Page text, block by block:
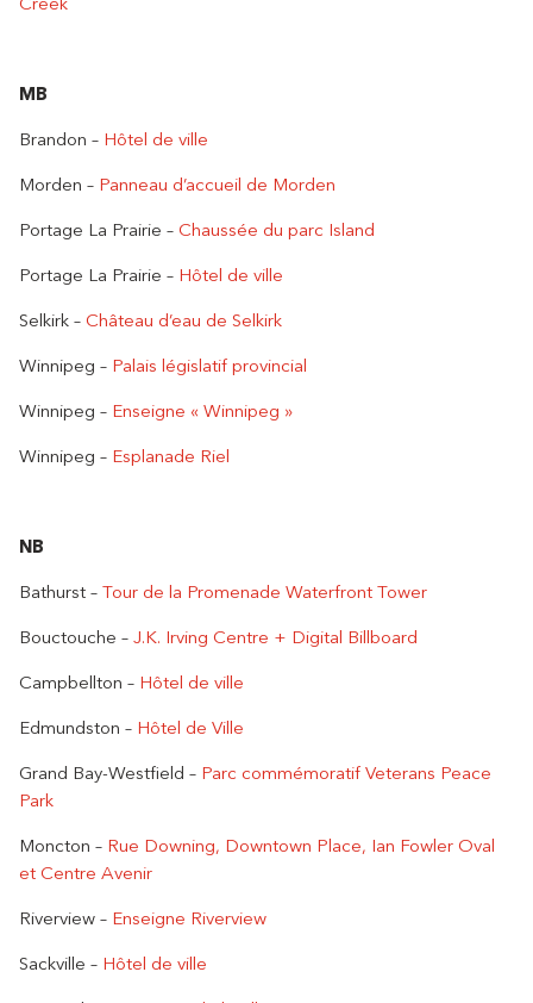
MB
Brandon – Hôtel de ville
Morden – Panneau d’accueil de Morden
Portage La Prairie – Chaussée du parc Island
Portage La Prairie – Hôtel de ville
Selkirk – Château d’eau de Selkirk
Winnipeg – Palais législatif provincial
Winnipeg – Enseigne « Winnipeg »
Winnipeg – Esplanade Riel
NB
Bathurst – Tour de la Promenade Waterfront Tower
Bouctouche – J.K. Irving Centre + Digital Billboard
Campbellton – Hôtel de ville
Edmundston – Hôtel de Ville
Grand Bay-Westfield – Parc commémoratif Veterans Peace
Park
Moncton – Rue Downing, Downtown Place, Ian Fowler Oval
et Centre Avenir
Riverview – Enseigne Riverview
Sackville – Hôtel de ville